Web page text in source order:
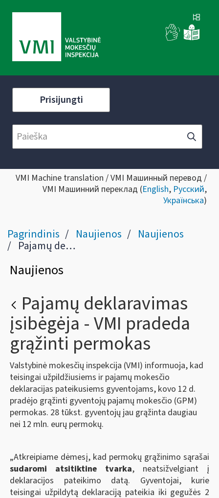
Prisijungti
VMI Machine translation / VMI Машинный перевод /
VMI Машинний переклад (English, Русский,
Українська)
Pagrindinis Naujienos Naujienos
Pajamų deklaravimas įsibėgėja - VMI pradeda grąžinti permokas
Naujienos
Pajamų deklaravimas
įsibėgėja - VMI pradeda
grąžinti permokas
Valstybinė mokesčių inspekcija (VMI) informuoja, kad
teisingai užpildžiusiems ir pajamų mokesčio
deklaracijas pateikusiems gyventojams, kovo 12 d.
pradėjo grąžinti gyventojų pajamų mokesčio (GPM)
permokas. 28 tūkst. gyventojų jau grąžinta daugiau
nei 12 mln. eurų permokų.
„Atkreipiame dėmesį, kad permokų grąžinimo sąrašai
sudaromi atsitiktine tvarka, neatsižvelgiant į
deklaracijos pateikimo datą. Gyventojai, kurie
teisingai užpildytą deklaraciją pateikia iki gegužės 2